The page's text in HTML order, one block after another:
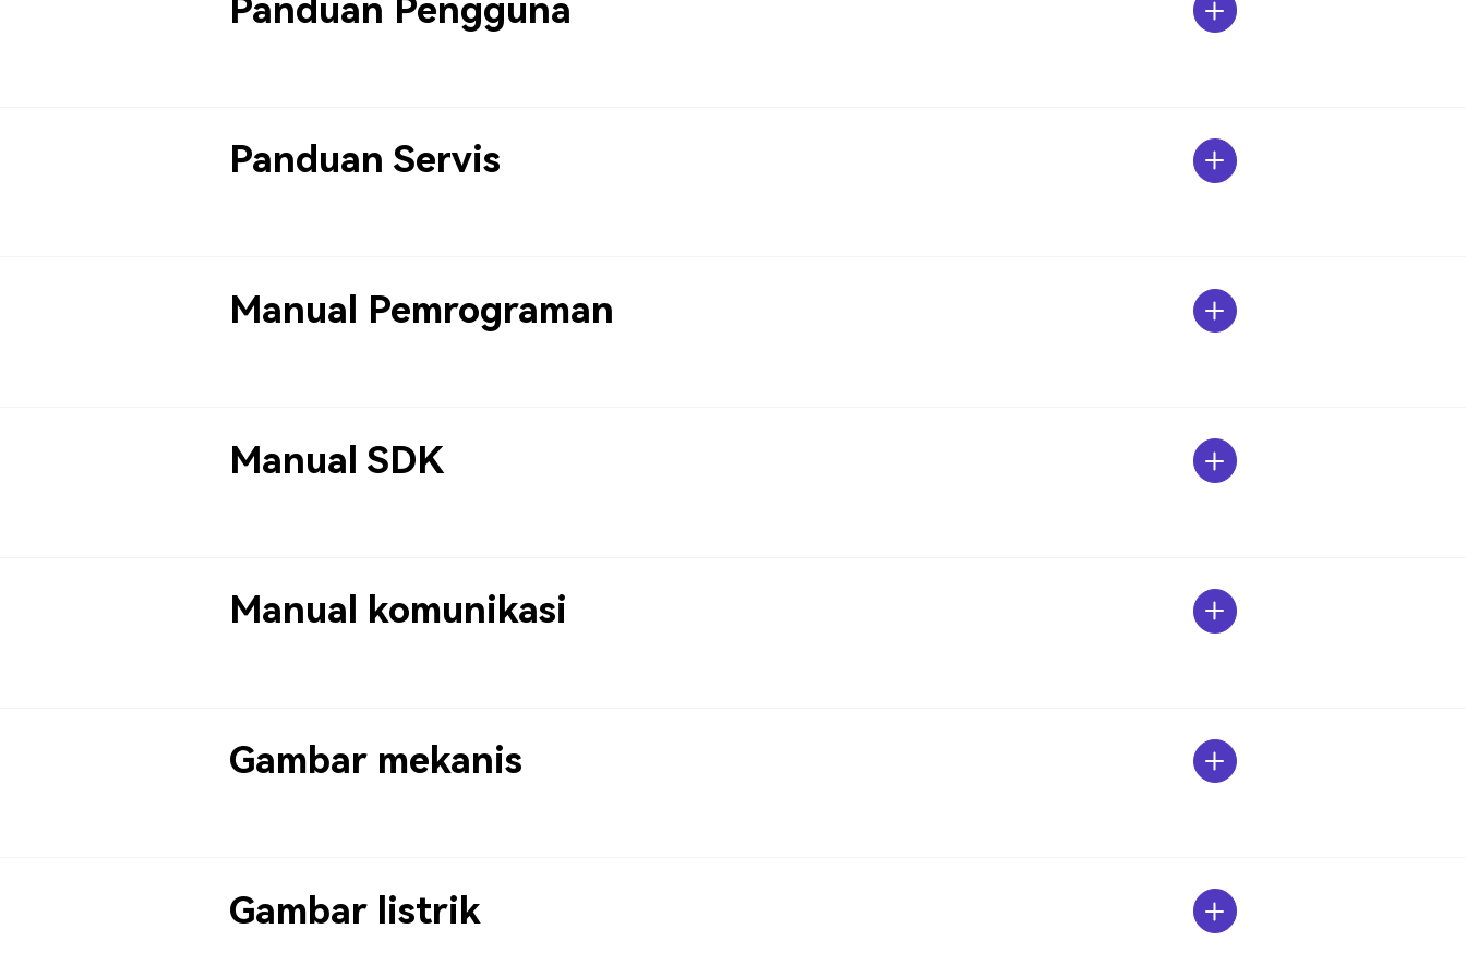
Panduan Pengguna
Panduan Servis
Manual Pemrograman
Manual SDK
Manual komunikasi
Gambar mekanis
Gambar listrik